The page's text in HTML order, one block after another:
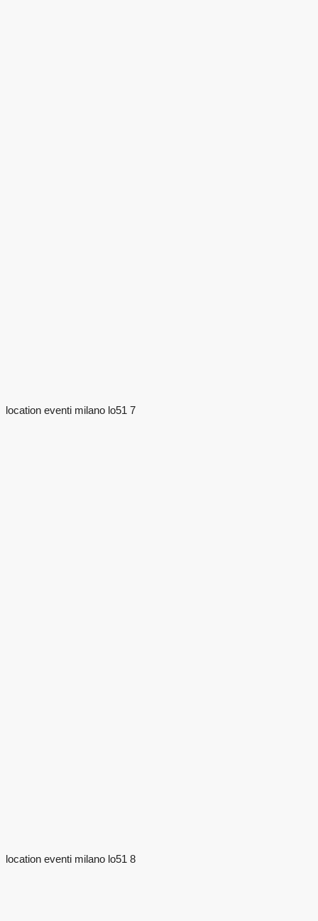
location eventi milano lo51 7
location eventi milano lo51 8